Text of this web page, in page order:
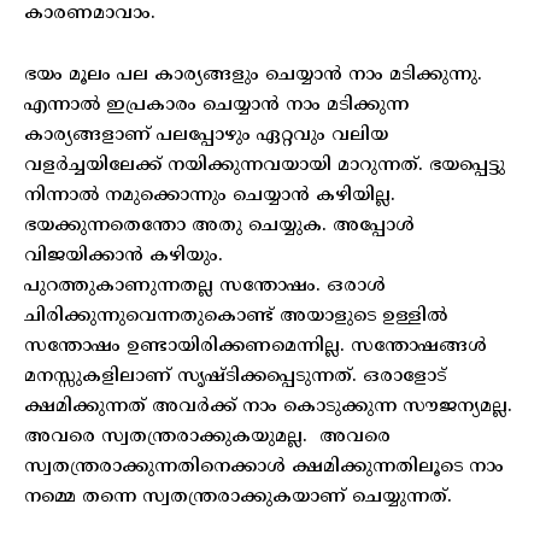
കാരണമാവാം.
ഭയം മൂലം പല കാര്യങ്ങളും ചെയ്യാൻ നാം മടിക്കുന്നു.
എന്നാൽ ഇപ്രകാരം ചെയ്യാൻ നാം മടിക്കുന്ന
കാര്യങ്ങളാണ് പലപ്പോഴും ഏറ്റവും വലിയ
വളർച്ചയിലേക്ക് നയിക്കുന്നവയായി മാറുന്നത്. ഭയപ്പെട്ടു
നിന്നാൽ നമുക്കൊന്നും ചെയ്യാൻ കഴിയില്ല.
ഭയക്കുന്നതെന്തോ അതു ചെയ്യുക. അപ്പോൾ
വിജയിക്കാൻ കഴിയും.
പുറത്തുകാണുന്നതല്ല സന്തോഷം. ഒരാൾ
ചിരിക്കുന്നുവെന്നതുകൊണ്ട് അയാളുടെ ഉള്ളിൽ
സന്തോഷം ഉണ്ടായിരിക്കണമെന്നില്ല. സന്തോഷങ്ങൾ
മനസ്സുകളിലാണ് സൃഷ്ടിക്കപ്പെടുന്നത്. ഒരാളോട്
ക്ഷമിക്കുന്നത് അവർക്ക് നാം കൊടുക്കുന്ന സൗജന്യമല്ല.
അവരെ സ്വതന്ത്രരാക്കുകയുമല്ല. അവരെ
സ്വതന്ത്രരാക്കുന്നതിനെക്കാൾ ക്ഷമിക്കുന്നതിലൂടെ നാം
നമ്മെ തന്നെ സ്വതന്ത്രരാക്കുകയാണ് ചെയ്യുന്നത്.